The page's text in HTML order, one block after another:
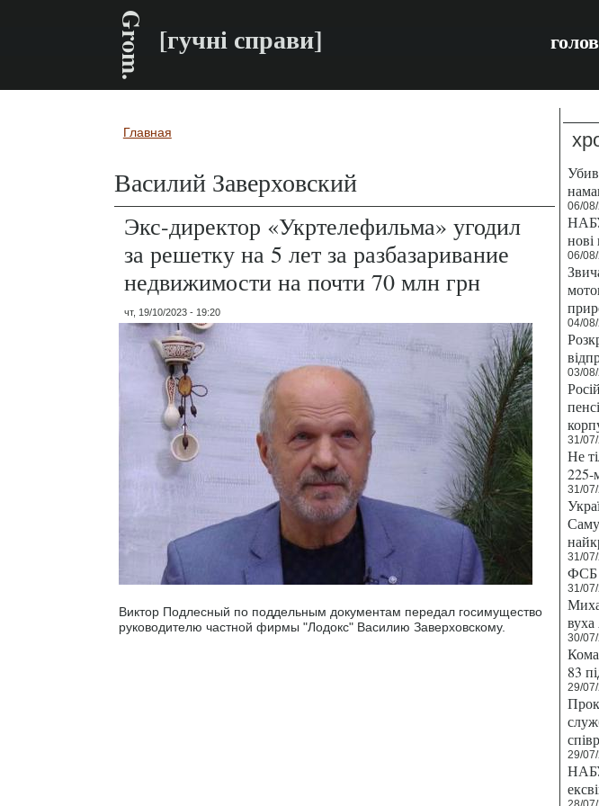
Grom. [гучні справи]
Вы здесь
Главная
Василий Заверховский
Экс-директор «Укртелефильма» угодил
за решетку на 5 лет за разбазаривание
недвижимости на почти 70 млн грн
чт, 19/10/2023 - 19:20
Виктор Подлесный по поддельным документам передал госимущество
руководителю частной фирмы "Лодокс" Василию Заверховскому.
06/
нові
06/
04/
03/
31/
Не
31/
31/
ФСБ
31/
вуха
30/
83
29/
29/